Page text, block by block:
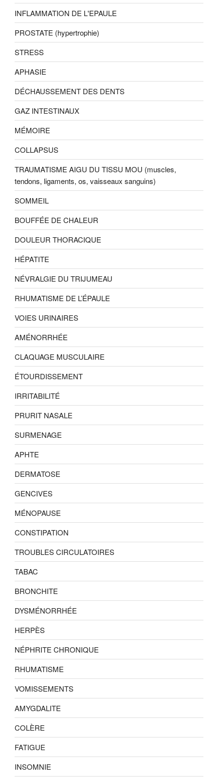
INFLAMMATION DE L'EPAULE
PROSTATE (hypertrophie)
STRESS
APHASIE
DÉCHAUSSEMENT DES DENTS
GAZ INTESTINAUX
MÉMOIRE
COLLAPSUS
TRAUMATISME AIGU DU TISSU MOU (muscles,
tendons, ligaments, os, vaisseaux sanguins)
SOMMEIL
BOUFFÉE DE CHALEUR
DOULEUR THORACIQUE
HÉPATITE
NÉVRALGIE DU TRIJUMEAU
RHUMATISME DE L’ÉPAULE
VOIES URINAIRES
AMÉNORRHÉE
CLAQUAGE MUSCULAIRE
ÉTOURDISSEMENT
IRRITABILITÉ
PRURIT NASALE
SURMENAGE
APHTE
DERMATOSE
GENCIVES
MÉNOPAUSE
CONSTIPATION
TROUBLES CIRCULATOIRES
TABAC
BRONCHITE
DYSMÉNORRHÉE
HERPÈS
NÉPHRITE CHRONIQUE
RHUMATISME
VOMISSEMENTS
AMYGDALITE
COLÈRE
FATIGUE
INSOMNIE